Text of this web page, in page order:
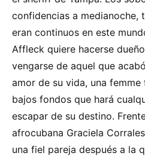
confidencias a medianoche,
eran continuos en este
Affleck quiere hacerse
vengarse de aquel que
amor de su vida, una
bajos fondos que hará
escapar de su destino.
afrocubana Graciela
una fiel pareja después a la